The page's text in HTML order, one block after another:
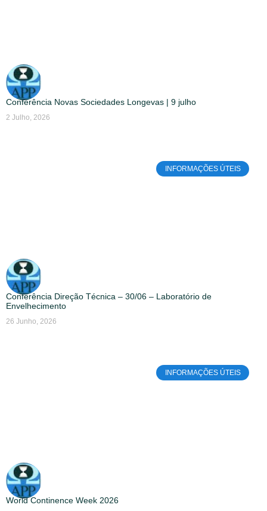
Conferência Novas Sociedades Longevas | 9 julho
2 Julho, 2026
INFORMAÇÕES ÚTEIS
Conferência Direção Técnica – 30/06 – Laboratório de
Envelhecimento
26 Junho, 2026
INFORMAÇÕES ÚTEIS
World Continence Week 2026